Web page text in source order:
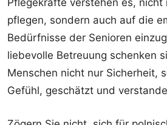
Pflegekräfte verstehen es, nicht
pflegen, sondern auch auf die
Bedürfnisse der Senioren
liebevolle Betreuung schenken
Menschen nicht nur Sicherheit,
Gefühl, geschätzt und